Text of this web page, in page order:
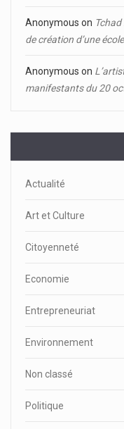
Anonymous on
de création d’une
Anonymous on
manifestants du 20
Actualité
Art et Culture
Citoyenneté
Economie
Entrepreneuriat
Environnement
Non classé
Politique